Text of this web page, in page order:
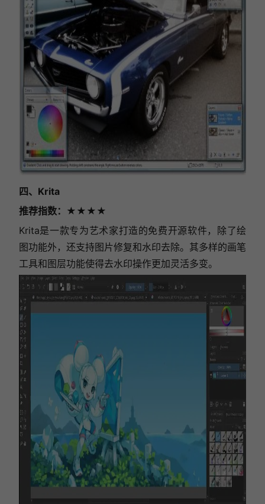
四、Krita
推荐指数：★★★★
Krita是一款专为艺术家打造的免费开源软件，除了绘
图功能外，还支持图片修复和水印去除。其多样的画笔
工具和图层功能使得去水印操作更加灵活多变。